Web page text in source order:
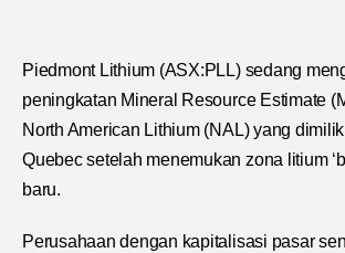
Piedmont Lithium (ASX:PLL) sedang
peningkatan Mineral Resource Estimate
North American Lithium (NAL) yang
Quebec setelah menemukan zona litium
baru.
Perusahaan dengan kapitalisasi pasar